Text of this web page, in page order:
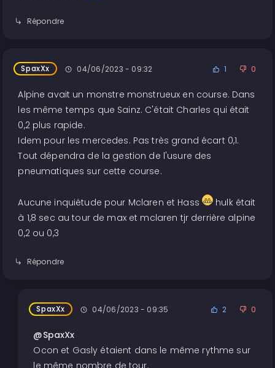
Répondre
SpaxXx 04/06/2023 - 09:32 1 0
Alpine avait un monstre monstrueux en course. Dans
les même temps que Sainz. C'était Charles qui était
0,2 plus rapide.
Idem pour les mercedes. Pas très grand écart 0,1.
Tout dépendra de la gestion de l'usure des
pneumatiques sur cette course.
Aucune inquiétude pour Mclaren et Hass
hulk était
à 1,8 sec au tour de max et mclaren tjr derrière alpine
0,2 ou 0,3
Répondre
SpaxXx 04/06/2023 - 09:35 2 0
@SpaxXx
Ocon et Gasly étaient dans le même rythme sur